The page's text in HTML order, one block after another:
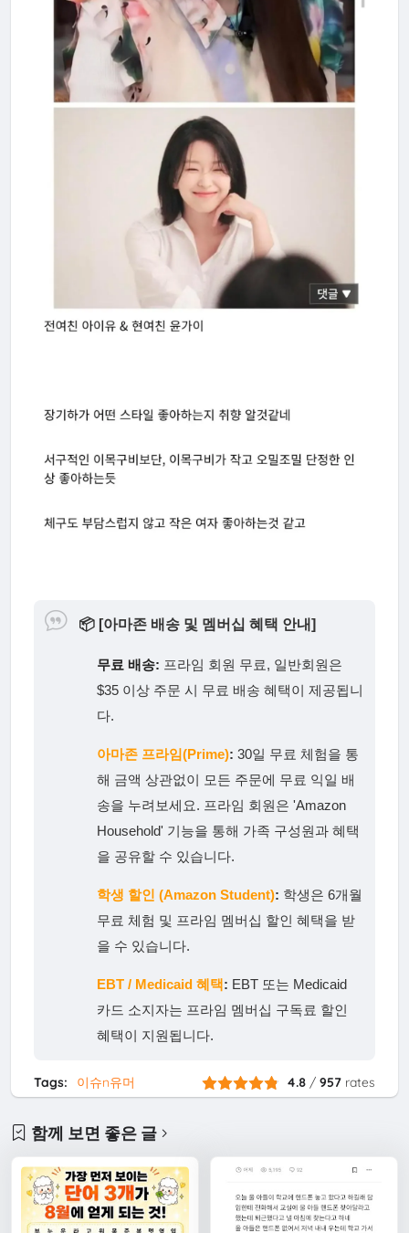
📦 [아마존 배송 및 멤버십 혜택 안내]
무료 배송: 프라임 회원 무료, 일반회원은
$35 이상 주문 시 무료 배송 혜택이 제공됩니
다.
아마존 프라임(Prime): 30일 무료 체험을 통
해 금액 상관없이 모든 주문에 무료 익일 배
송을 누려보세요. 프라임 회원은 'Amazon
Household' 기능을 통해 가족 구성원과 혜택
을 공유할 수 있습니다.
학생 할인 (Amazon Student): 학생은 6개월
무료 체험 및 프라임 멤버십 할인 혜택을 받
을 수 있습니다.
EBT / Medicaid 혜택: EBT 또는 Medicaid
카드 소지자는 프라임 멤버십 구독료 할인
혜택이 지원됩니다.
Tags: 이슈n유머 4.8 /957 rates
함께 보면 좋은 글